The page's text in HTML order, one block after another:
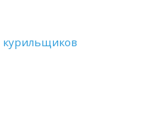
курильщиков